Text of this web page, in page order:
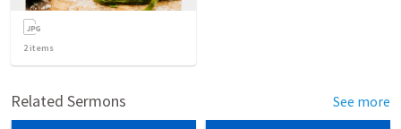
2items
Related Sermons See more